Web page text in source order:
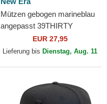
Mützen gebogen marineblau
angepasst 39THIRTY
Classic der Los Angeles
Dodgers MLB von New Era
EUR 27,95
Lieferung bis Dienstag, Aug. 11